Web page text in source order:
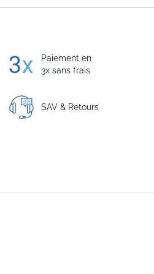
Paiement en
3x sans frais
SAV & Retours